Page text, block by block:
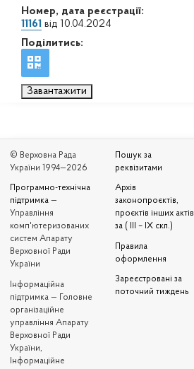
Номер, дата реєстрації:
11161 від 10.04.2024
Поділитись:
Завантажити
© Верховна Рада
України 1994—2026
Програмно-технічна
підтримка —
Управління
комп'ютеризованих
систем Апарату
Верховної Ради
України
Iнформаційна
підтримка — Головне
організаційне
управління Апарату
Верховної Ради
України,
Інформаційне
Пошук за
реквізитами
Архів
законопроєктів,
проєктів інших актів
за ( III – IX скл.)
Правила
оформлення
Зареєстровані за
поточний тиждень